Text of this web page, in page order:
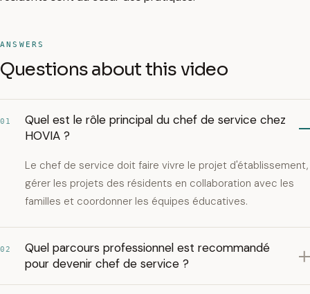
ANSWERS
Questions about this video
01
Quel est le rôle principal du chef de service chez
HOVIA ?
Le chef de service doit faire vivre le projet d'établissement,
gérer les projets des résidents en collaboration avec les
familles et coordonner les équipes éducatives.
02
Quel parcours professionnel est recommandé
pour devenir chef de service ?